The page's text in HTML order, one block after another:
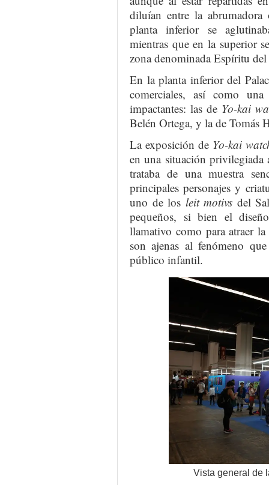
diluían entre la
planta inferior se
mientras que en la superior
zona denominada Espíritu
En la planta inferior del
comerciales, así como
impactantes: las de Yo-kai
Belén Ortega, y la de Tomás
La exposición de Yo-kai
en una situación privilegiada
trataba de una muestra
principales personajes y
uno de los leit motivs del
pequeños, si bien el
llamativo como para atraer
son ajenas al fenómeno
público infantil.
Vista general de